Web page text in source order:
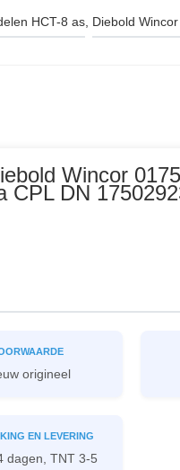
HCT-8 as Diebold
Wincor
CPL DN
origineel
EN LEVERING
dagen, TNT 3-5